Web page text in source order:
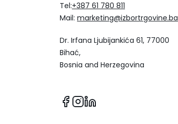
Tel:+387 61 780 811
Mail: marketing@izbortrgovine.ba
Dr. Irfana Ljubijankića 61, 77000
Bihać,
Bosnia and Herzegovina